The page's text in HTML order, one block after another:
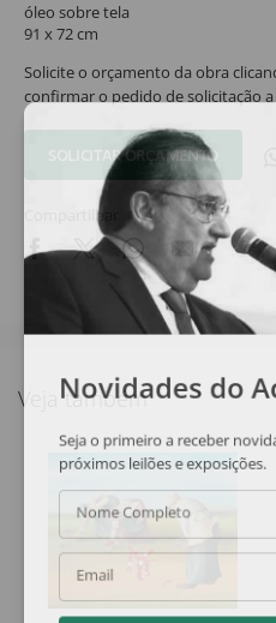
óleo sobre tela
91 x 72 cm
Solicite o orçamento da obra
confirmar o pedido de solicitação
SOLICITAR ORÇAMENTO
Compartilhar
Veja também
Novidades do
Seja o primeiro a receber
próximos leilões e exposições.
Nome Completo
Email